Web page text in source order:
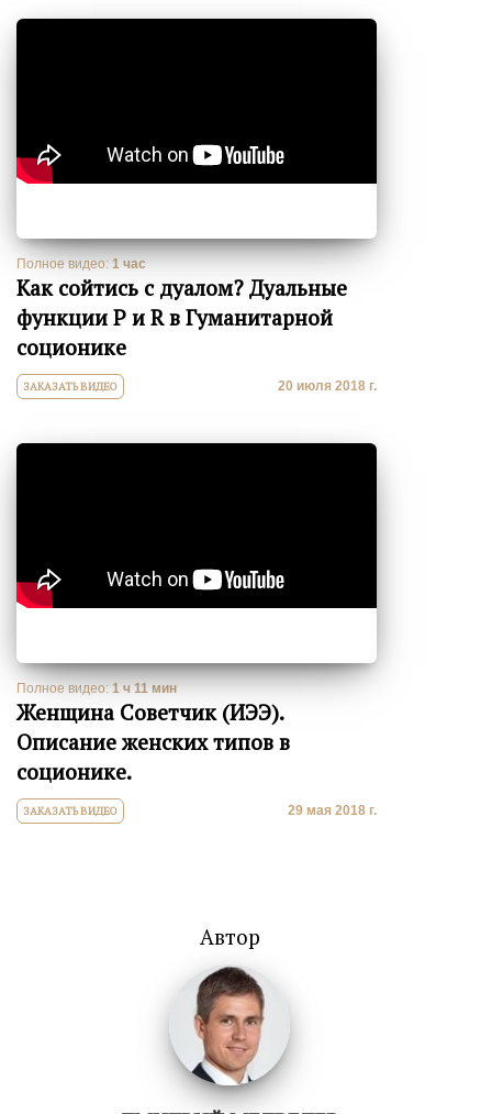
Полное видео: 1 час
Как сойтись с дуалом? Дуальные
функции Р и R в Гуманитарной
соционике
ЗАКАЗАТЬ ВИДЕО 20 июля 2018 г.
Полное видео: 1 ч 11 мин
Женщина Советчик (ИЭЭ).
Описание женских типов в
соционике.
ЗАКАЗАТЬ ВИДЕО 29 мая 2018 г.
Автор